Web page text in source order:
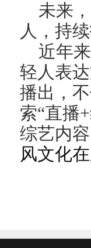
未来
人，持
近年
轻人表
播出，
索“直播
综艺内
风文化